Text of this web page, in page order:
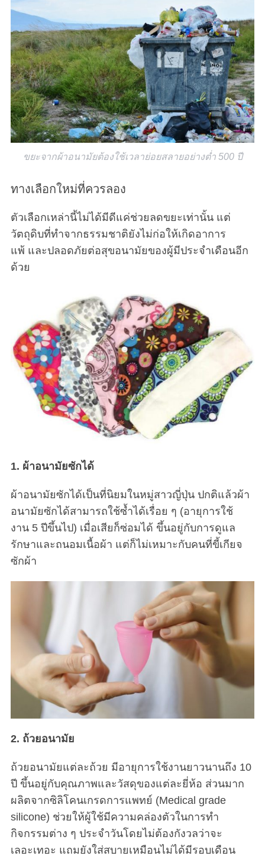
ขยะจากผ้าอนามัยต้องใช้เวลาย่อยสลายอย่างต่ำ 500 ปี
ทางเลือกใหม่ที่ควรลอง
ตัวเลือกเหล่านี้ไม่ได้มีดีแค่ช่วยลดขยะเท่านั้น แต่
วัตถุดิบที่ทำจากธรรมชาติยังไม่ก่อให้เกิดอาการ
แพ้ และปลอดภัยต่อสุขอนามัยของผู้มีประจำเดือนอีก
ด้วย
1. ผ้าอนามัยซักได้
ผ้าอนามัยซักได้เป็นที่นิยมในหมู่สาวญี่ปุ่น ปกติแล้วผ้า
อนามัยซักได้สามารถใช้ซ้ำได้เรื่อย ๆ (อายุการใช้
งาน 5 ปีขึ้นไป) เมื่อเสียก็ซ่อมได้ ขึ้นอยู่กับการดูแล
รักษาและถนอมเนื้อผ้า แต่ก็ไม่เหมาะกับคนที่ขี้เกียจ
ซักผ้า
2. ถ้วยอนามัย
ถ้วยอนามัยแต่ละถ้วย มีอายุการใช้งานยาวนานถึง 10
ปี ขึ้นอยู่กับคุณภาพและวัสดุของแต่ละยี่ห้อ ส่วนมาก
ผลิตจากซิลิโคนเกรดการแพทย์ (Medical grade
silicone) ช่วยให้ผู้ใช้มีความคล่องตัวในการทำ
กิจกรรมต่าง ๆ ประจำวันโดยไม่ต้องกังวลว่าจะ
เลอะเทอะ แถมยังใส่สบายเหมือนไม่ได้มีรอบเดือน